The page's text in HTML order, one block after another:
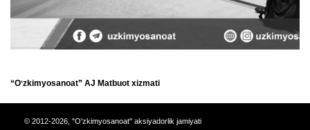
“Oʻzkimyosanoat” AJ Matbuot xizmati
© 2012-2026, "O'zkimyosanoat" aksiyadorlik jamiyati